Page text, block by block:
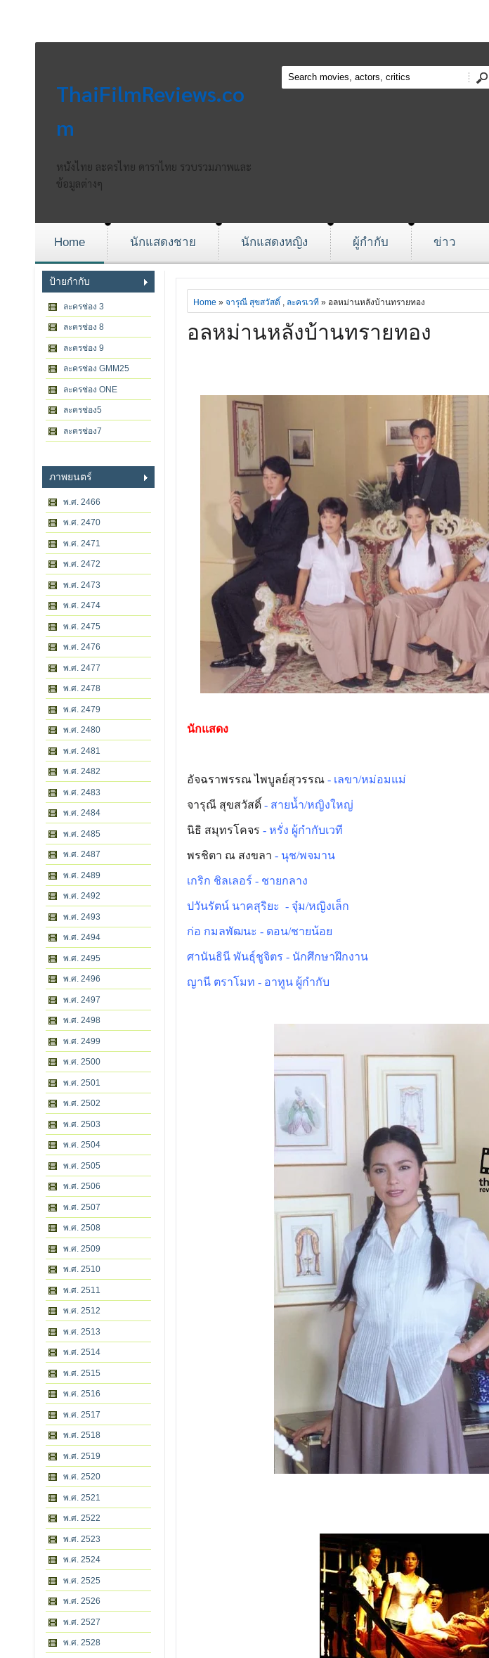
ThaiFilmReviews.co
m
หนังไทย ละครไทย ดาราไทย รวบรวมภาพและ
ข้อมูลต่างๆ
Home นักแสดงชาย นักแสดงหญิง ผู้กำกับ ข่าว
ป้ายกำกับ
ละครช่อง 3
ละครช่อง 8
ละครช่อง 9
ละครช่อง GMM25
ละครช่อง ONE
ละครช่อง5
ละครช่อง7
ภาพยนตร์
พ.ศ. 2466
พ.ศ. 2470
พ.ศ. 2471
พ.ศ. 2472
พ.ศ. 2473
พ.ศ. 2474
พ.ศ. 2475
พ.ศ. 2476
พ.ศ. 2477
พ.ศ. 2478
พ.ศ. 2479
พ.ศ. 2480
พ.ศ. 2481
พ.ศ. 2482
พ.ศ. 2483
พ.ศ. 2484
พ.ศ. 2485
พ.ศ. 2487
พ.ศ. 2489
พ.ศ. 2492
พ.ศ. 2493
พ.ศ. 2494
พ.ศ. 2495
พ.ศ. 2496
พ.ศ. 2497
พ.ศ. 2498
พ.ศ. 2499
พ.ศ. 2500
พ.ศ. 2501
พ.ศ. 2502
พ.ศ. 2503
พ.ศ. 2504
พ.ศ. 2505
พ.ศ. 2506
พ.ศ. 2507
พ.ศ. 2508
พ.ศ. 2509
พ.ศ. 2510
พ.ศ. 2511
พ.ศ. 2512
พ.ศ. 2513
พ.ศ. 2514
พ.ศ. 2515
พ.ศ. 2516
พ.ศ. 2517
พ.ศ. 2518
พ.ศ. 2519
พ.ศ. 2520
พ.ศ. 2521
พ.ศ. 2522
พ.ศ. 2523
พ.ศ. 2524
พ.ศ. 2525
พ.ศ. 2526
พ.ศ. 2527
พ.ศ. 2528
Home » จารุณี สุขสวัสดิ์ , ละครเวที» อลหม่านหลังบ้านทรายทอง
อลหม่านหลังบ้านทรายทอง
นักแสดง
อัจฉราพรรณ ไพบูลย์สุวรรณ- เลขา/หม่อมแม่
จารุณี สุขสวัสดิ์- สายน้ำ/หญิงใหญ่
นิธิ สมุทรโคจร - หรั่ง ผู้กำกับเวที
พรชิตา ณ สงขลา - นุช/พจมาน
เกริก ชิลเลอร์ - ชายกลาง
ปวันรัตน์ นาคสุริยะ - จุ๋ม/หญิงเล็ก
ก่อ กมลพัฒนะ - ดอน/ชายน้อย
ศานันธินี พันธุ์ชูจิตร - นักศึกษาฝึกงาน
ญานี ตราโมท - อาทูน ผู้กำกับ